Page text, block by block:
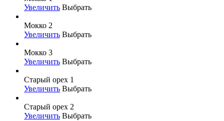
Увеличить Выбрать
Мокко 2
Увеличить Выбрать
Мокко 3
Увеличить Выбрать
Старый орех 1
Увеличить Выбрать
Старый орех 2
Увеличить Выбрать